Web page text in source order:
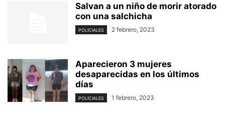
Salvan a un niño de morir atorado
con una salchicha
POLICIALES 2 febrero, 2023
Aparecieron 3 mujeres
desaparecidas en los últimos
días
POLICIALES 1 febrero, 2023